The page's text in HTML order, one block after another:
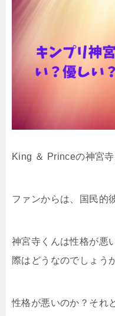
King ＆ Princeの神宮寺
ファンからは、国民的
神宮寺くんは性格が悪
際はどうなのでしょう
性格が悪いのか？それ